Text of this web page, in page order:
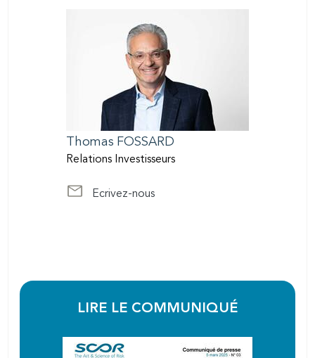
Thomas FOSSARD
Relations Investisseurs
Ecrivez-nous
LIRE LE COMMUNIQUÉ